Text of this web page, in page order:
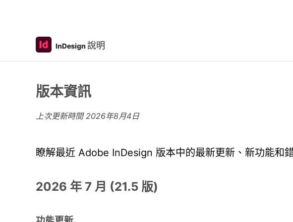
InDesign說明
版本資訊
上次更新時間2026年8月4日
瞭解最近 Adobe InDesign 版本中的最新更新、新功能和
2026 年 7 月 (21.5 版)